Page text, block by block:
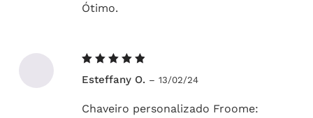
Ótimo.
5de 5
Esteffany O. – 13/02/24
Chaveiro personalizado Froome: